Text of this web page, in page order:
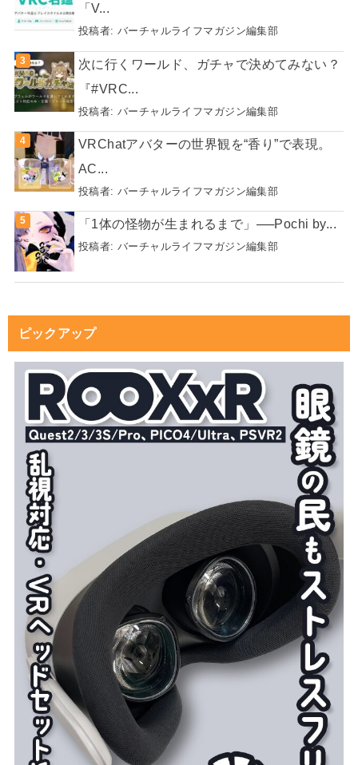
「V...
投稿者: バーチャルライフマガジン編集部
次に行くワールド、ガチャで決めてみない？
『#VRC...
投稿者: バーチャルライフマガジン編集部
VRChatアバターの世界観を“香り”で表現。
AC...
投稿者: バーチャルライフマガジン編集部
「1体の怪物が生まれるまで」──Pochi by...
投稿者: バーチャルライフマガジン編集部
ピックアップ